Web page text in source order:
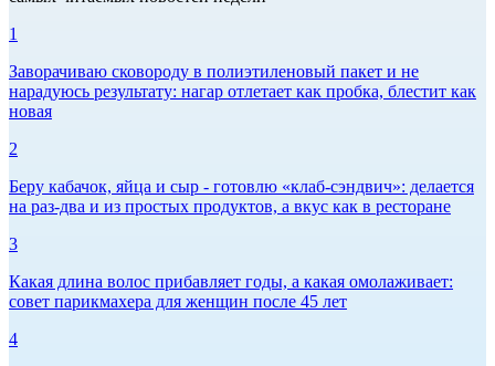
1
Заворачиваю сковороду в полиэтиленовый пакет и не
нарадуюсь результату: нагар отлетает как пробка, блестит как
новая
2
Беру кабачок, яйца и сыр - готовлю «клаб-сэндвич»: делается
на раз-два и из простых продуктов, а вкус как в ресторане
3
Какая длина волос прибавляет годы, а какая омолаживает:
совет парикмахера для женщин после 45 лет
4